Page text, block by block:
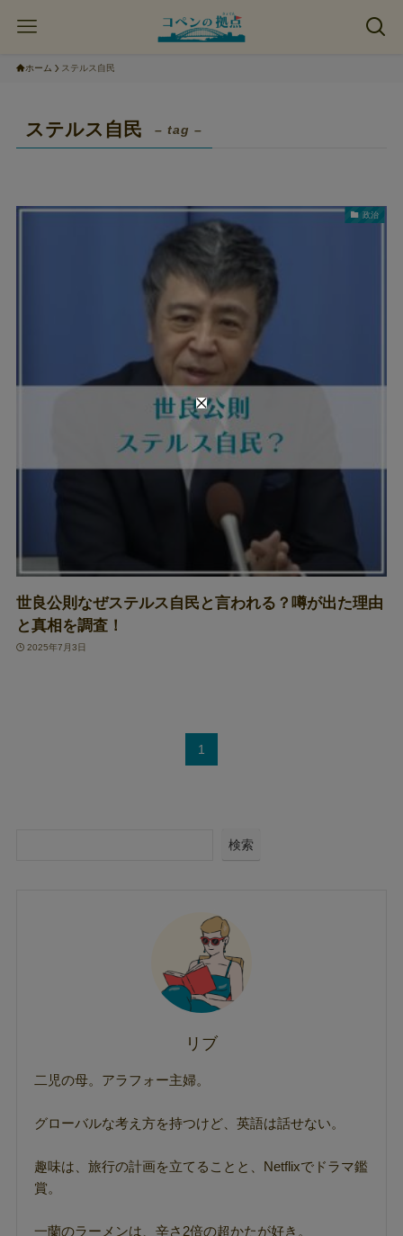
ホーム ステルス自民
ステルス自民 – tag –
政治
世良公則なぜステルス自民と言われる？噂が出た理由
と真相を調査！
2025年7月3日
1
検索
リブ
二児の母。アラフォー主婦。
グローバルな考え方を持つけど、英語は話せない。
趣味は、旅行の計画を立てることと、Netflixでドラマ鑑
賞。
一蘭のラーメンは、辛さ2倍の超かたが好き。